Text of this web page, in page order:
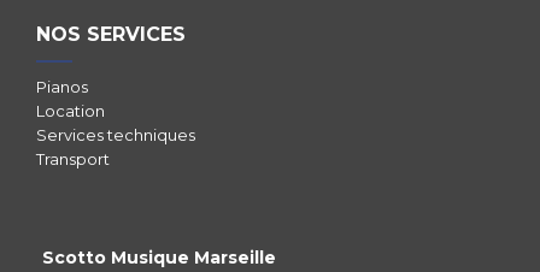
NOS SERVICES
Pianos
Location
Services techniques
Transport
Scotto Musique Marseille